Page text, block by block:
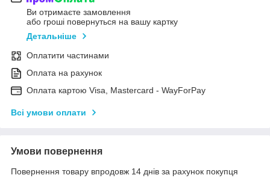
Ви отримаєте замовлення
або гроші повернуться на вашу картку
Детальніше
Оплатити частинами
Оплата на рахунок
Оплата картою Visa, Mastercard - WayForPay
Всі умови оплати
Умови повернення
Повернення товару впродовж 14 днів за рахунок покупця